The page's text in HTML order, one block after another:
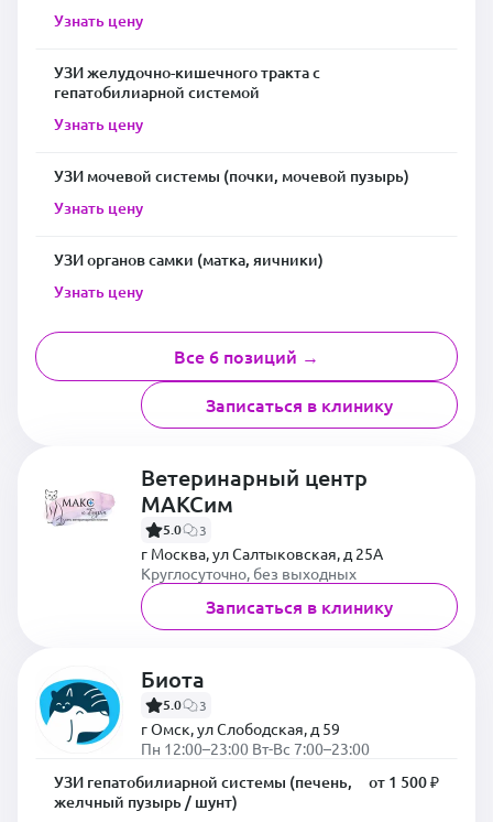
Узнать цену
УЗИ желудочно-кишечного тракта с
гепатобилиарной системой
Узнать цену
УЗИ мочевой системы (почки, мочевой пузырь)
Узнать цену
УЗИ органов самки (матка, яичники)
Узнать цену
Все 6 позиций →
Записаться в клинику
Ветеринарный центр
МАКСим
5.0 3
г Москва, ул Салтыковская, д 25А
Круглосуточно, без выходных
Записаться в клинику
Биота
5.0 3
г Омск, ул Слободская, д 59
Пн 12:00–23:00 Вт-Вс 7:00–23:00
УЗИ гепатобилиарной системы (печень,
желчный пузырь / шунт)
от 1 500 ₽